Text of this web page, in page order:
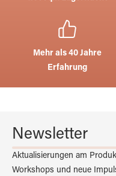
Mehr als 40 Jahre
Erfahrung
Newsletter
Aktualisierungen am
Workshops und neue